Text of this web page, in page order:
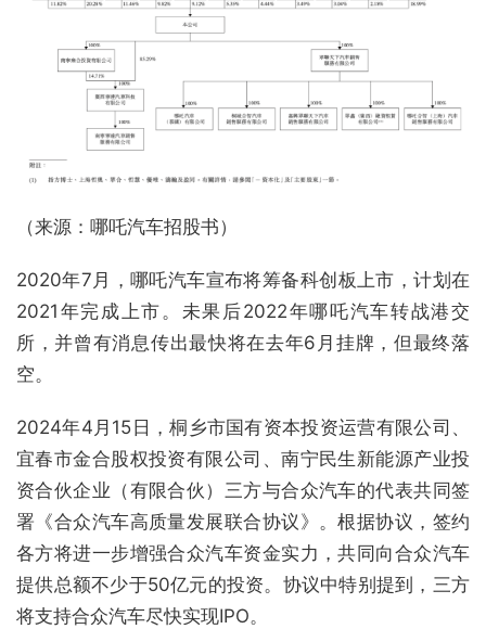
（来源：哪吒汽车招股书）
2020年7月，哪吒汽车宣布将筹备科创板上市，计划在
2021年完成上市。未果后2022年哪吒汽车转战港交
所，并曾有消息传出最快将在去年6月挂牌，但最终落
空。
2024年4月15日，桐乡市国有资本投资运营有限公司、
宜春市金合股权投资有限公司、南宁民生新能源产业投
资合伙企业（有限合伙）三方与合众汽车的代表共同签
署《合众汽车高质量发展联合协议》。根据协议，签约
各方将进一步增强合众汽车资金实力，共同向合众汽车
提供总额不少于50亿元的投资。协议中特别提到，三方
将支持合众汽车尽快实现IPO。